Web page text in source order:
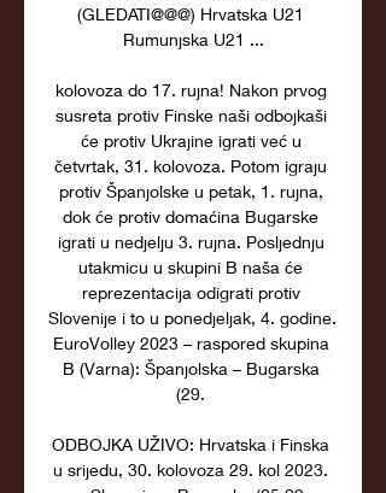
(GLEDATI@@@) Hrvatska U21
Rumunjska U21 ...
kolovoza do 17. rujna! Nakon prvog
susreta protiv Finske naši odbojkaši
će protiv Ukrajine igrati već u
četvrtak, 31. kolovoza. Potom igraju
protiv Španjolske u petak, 1. rujna,
dok će protiv domaćina Bugarske
igrati u nedjelju 3. rujna. Posljednju
utakmicu u skupini B naša će
reprezentacija odigrati protiv
Slovenije i to u ponedjeljak, 4. godine.
EuroVolley 2023 – raspored skupina
B (Varna): Španjolska – Bugarska
(29.
ODBOJKA UŽIVO: Hrvatska i Finska
u srijedu, 30. kolovoza 29. kol 2023.